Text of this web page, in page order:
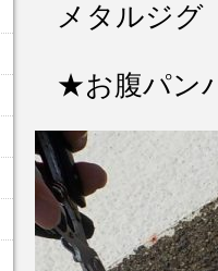
メタルジグ
★お腹パン